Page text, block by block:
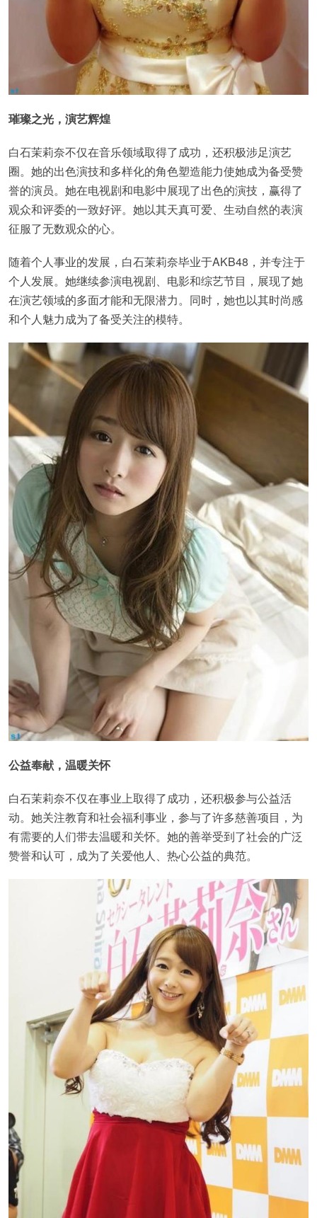
璀璨之光，演艺辉煌
白石茉莉奈不仅在音乐领域取得了成功，还积极涉足演艺
圈。她的出色演技和多样化的角色塑造能力使她成为备受赞
誉的演员。她在电视剧和电影中展现了出色的演技，赢得了
观众和评委的一致好评。她以其天真可爱、生动自然的表演
征服了无数观众的心。
随着个人事业的发展，白石茉莉奈毕业于AKB48，并专注于
个人发展。她继续参演电视剧、电影和综艺节目，展现了她
在演艺领域的多面才能和无限潜力。同时，她也以其时尚感
和个人魅力成为了备受关注的模特。
公益奉献，温暖关怀
白石茉莉奈不仅在事业上取得了成功，还积极参与公益活
动。她关注教育和社会福利事业，参与了许多慈善项目，为
有需要的人们带去温暖和关怀。她的善举受到了社会的广泛
赞誉和认可，成为了关爱他人、热心公益的典范。